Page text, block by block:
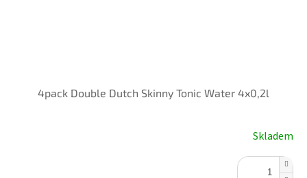
4pack Double Dutch Skinny Tonic Water 4x0,2l
Skladem